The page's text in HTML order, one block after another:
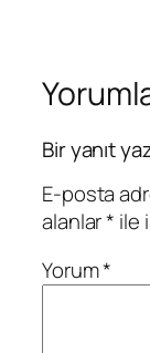
Bir yanıt
E-posta
alanlar* ile
Yorum*